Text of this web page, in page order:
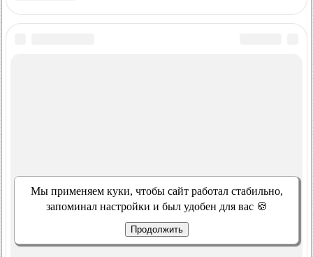
Мы применяем куки, чтобы сайт работал стабильно,
запоминал настройки и был удобен для вас 🍪
Продолжить